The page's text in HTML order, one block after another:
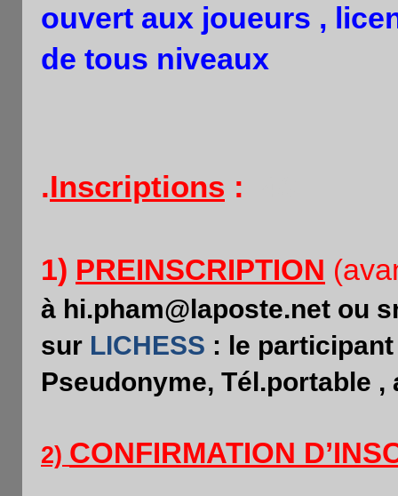
ouvert aux joueurs ,
de tous niveaux
.Inscriptions :
1) PREINSCRIPTION (
à hi.pham@laposte.net ou
sur LICHESS : le
Pseudonyme, Tél.portable ,
2) CONFIRMATION